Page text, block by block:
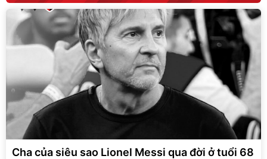
Cha của siêu sao Lionel Messi qua đời ở tuổi 68